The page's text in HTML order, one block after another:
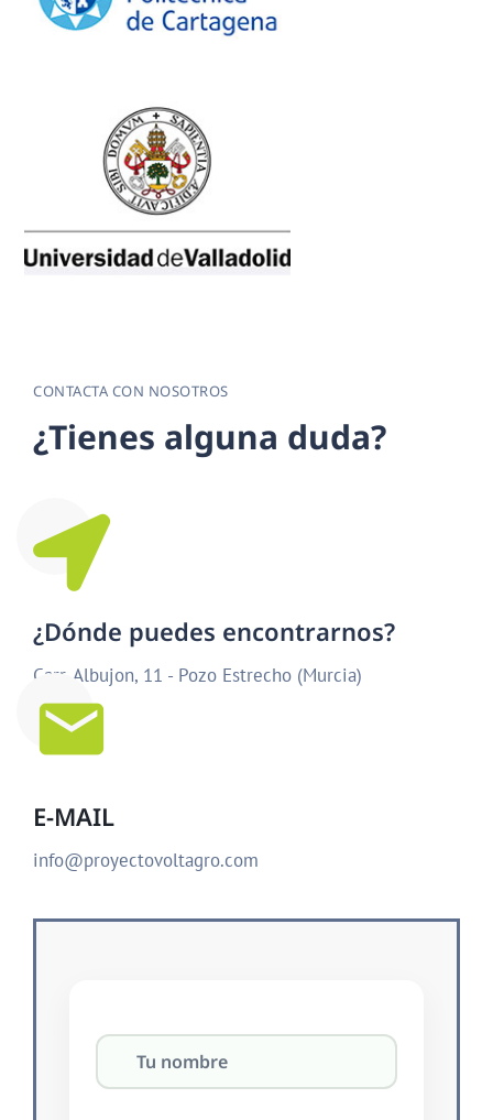
CONTACTA CON NOSOTROS
¿Tienes alguna duda?
¿Dónde puedes encontrarnos?
Carr. Albujon, 11 - Pozo Estrecho (Murcia)
E-MAIL
info@proyectovoltagro.com